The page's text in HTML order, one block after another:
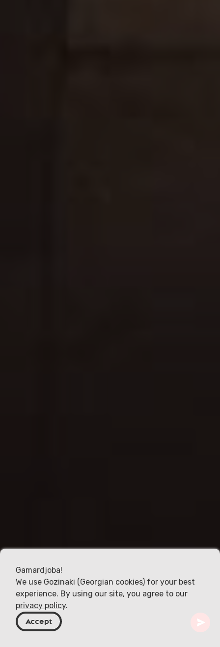
Gamardjoba!
We use Gozinaki (Georgian cookies) for your best
experience. By using our site, you agree to our
privacy policy.
Accept